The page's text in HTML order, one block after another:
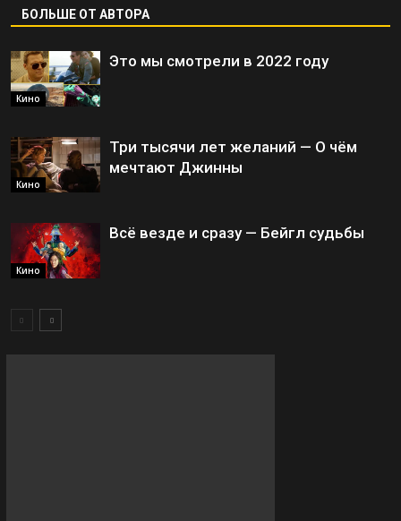
БОЛЬШЕ ОТ АВТОРА
Кино
Это мы смотрели в 2022 году
Кино
Три тысячи лет желаний — О чём
мечтают Джинны
Кино
Всё везде и сразу — Бейгл судьбы